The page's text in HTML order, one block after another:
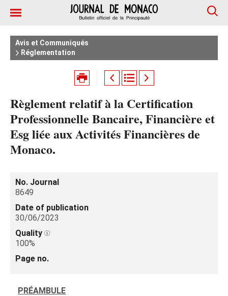
Avis et Communiqués
Réglementation
Règlement relatif à la Certification
Professionnelle Bancaire, Financière et
Esg liée aux Activités Financières de
Monaco.
No. Journal
8649
Date of publication
30/06/2023
Quality
100%
Page no.
PRÉAMBULE